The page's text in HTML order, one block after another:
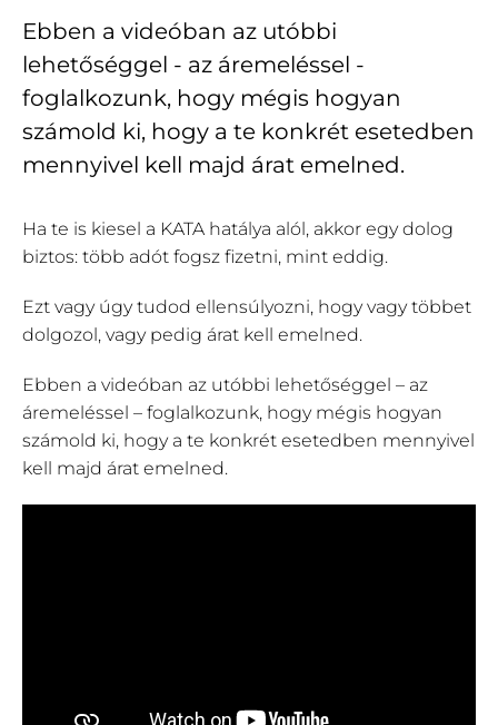
Ebben a videóban az utóbbi
lehetőséggel - az áremeléssel -
foglalkozunk, hogy mégis hogyan
számold ki, hogy a te konkrét esetedben
mennyivel kell majd árat emelned.
Ha te is kiesel a KATA hatálya alól, akkor egy dolog
biztos: több adót fogsz fizetni, mint eddig.
Ezt vagy úgy tudod ellensúlyozni, hogy vagy többet
dolgozol, vagy pedig árat kell emelned.
Ebben a videóban az utóbbi lehetőséggel – az
áremeléssel – foglalkozunk, hogy mégis hogyan
számold ki, hogy a te konkrét esetedben mennyivel
kell majd árat emelned.